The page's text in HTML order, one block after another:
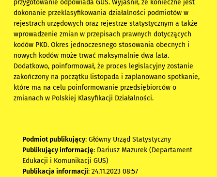
przygotowanie odpowiada GUS. Wyjaśnił, że konieczne jest
dokonanie przeklasyfikowania działalności podmiotów w
rejestrach urzędowych oraz rejestrze statystycznym a także
wprowadzenie zmian w przepisach prawnych dotyczących
kodów PKD. Okres jednoczesnego stosowania obecnych i
nowych kodów może trwać maksymalnie dwa lata.
Dodatkowo, poinformował, że proces legislacyjny zostanie
zakończony na początku listopada i zaplanowano spotkanie,
które ma na celu poinformowanie przedsiębiorców o
zmianach w Polskiej Klasyfikacji Działalności.
Podmiot publikujący: Główny Urząd Statystyczny
Publikujący informację: Dariusz Mazurek (Departament
Edukacji i Komunikacji GUS)
Publikacja informacji: 24.11.2023 08:57